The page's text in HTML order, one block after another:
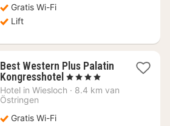
Gratis Wi-Fi
Lift
Best Western Plus Palatin
Kongresshotel 1
nacht
, 4 Sterren
Hotel in Wiesloch · 8.4 km van
Östringen
Gratis Wi-Fi